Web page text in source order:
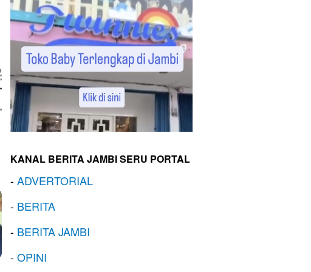
KANAL BERITA JAMBI SERU PORTAL
-ADVERTORIAL
- BERITA
- BERITA JAMBI
-OPINI